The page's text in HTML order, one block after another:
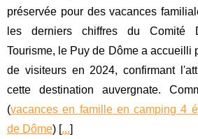
préservée pour des vacances
les derniers chiffres du Comité
Tourisme, le Puy de Dôme a accueilli
de visiteurs en 2024, confirmant
cette destination auvergnate.
(vacances en famille en camping 4
de Dôme) [...]